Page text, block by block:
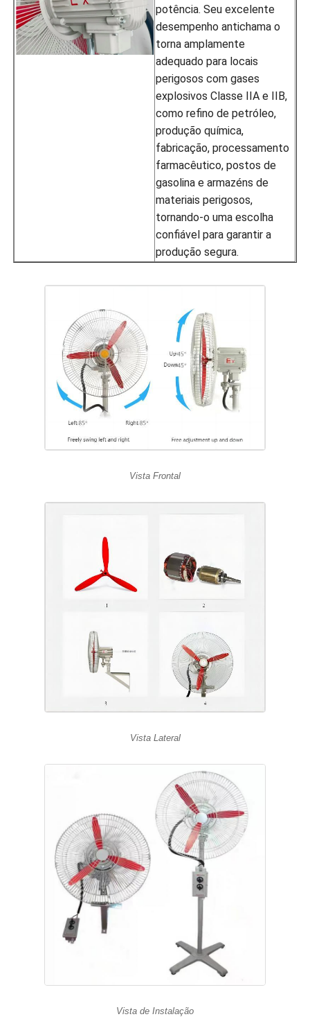
potência. Seu excelente
desempenho antichama o
torna amplamente
adequado para locais
perigosos com gases
explosivos Classe IIA e IIB,
como refino de petróleo,
produção química,
fabricação, processamento
farmacêutico, postos de
gasolina e armazéns de
materiais perigosos,
tornando-o uma escolha
confiável para garantir a
produção segura.
Vista Frontal
Vista Lateral
Vista de Instalação